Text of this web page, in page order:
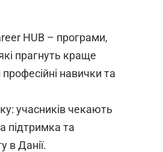
HUB – програми,
прагнуть краще
навички та
учасників чекають
підтримка та
в Данії.